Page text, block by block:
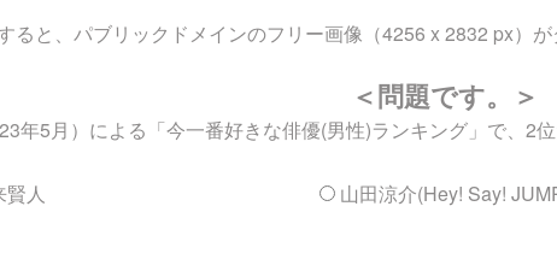
ると、パブリックドメインのフリー画像（4256 x 2832 px）が
＜問題です。＞
年5月）による「今一番好きな俳優(男性)ランキング」で、2
人 山田涼介(Hey! Say!